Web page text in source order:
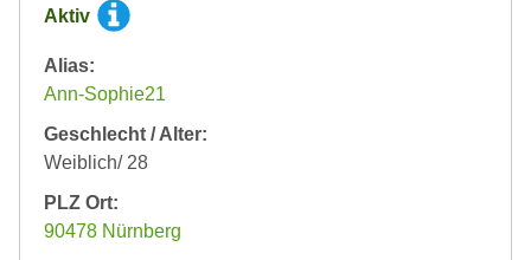
Aktiv
Alias:
Ann-Sophie21
Geschlecht / Alter:
Weiblich/ 28
PLZ Ort:
90478 Nürnberg